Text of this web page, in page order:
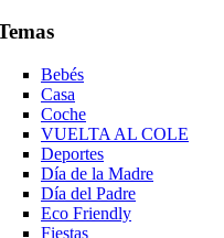
Bebés
Casa
Coche
VUELTA AL COLE
Deportes
Día de la Madre
Día del Padre
Eco Friendly
Fiestas